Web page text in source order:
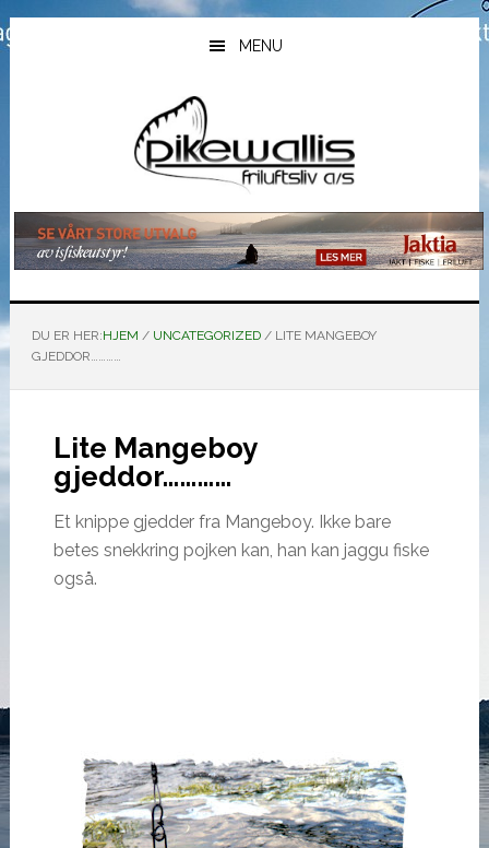
Hopp
til
Hopp
til
Hopp
til
MENU
DU ER HER:HJEM / UNCATEGORIZED /LITE MANGEBOY
GJEDDOR…………
Lite Mangeboy
gjeddor…………
Et knippe gjedder fra Mangeboy. Ikke bare
betes snekkring pojken kan, han kan jaggu fiske
også.